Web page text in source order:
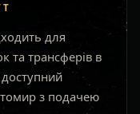
для
та трансферів в
з подачею